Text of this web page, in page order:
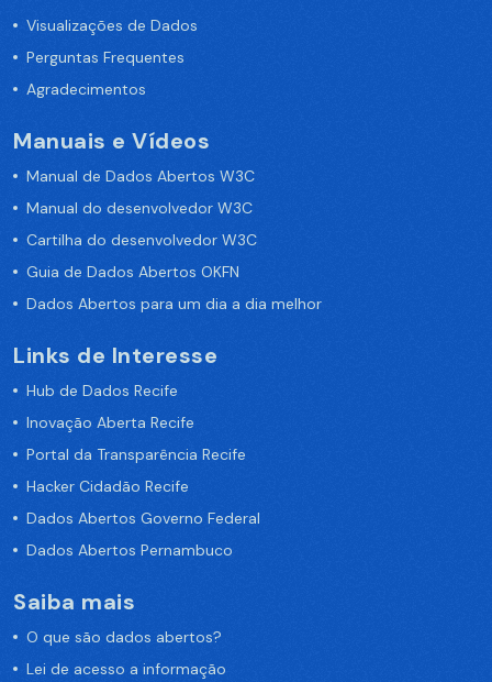
Visualizações de Dados
Perguntas Frequentes
Agradecimentos
Manuais e Vídeos
Manual de Dados Abertos W3C
Manual do desenvolvedor W3C
Cartilha do desenvolvedor W3C
Guia de Dados Abertos OKFN
Dados Abertos para um dia a dia melhor
Links de Interesse
Hub de Dados Recife
Inovação Aberta Recife
Portal da Transparência Recife
Hacker Cidadão Recife
Dados Abertos Governo Federal
Dados Abertos Pernambuco
Saiba mais
O que são dados abertos?
Lei de acesso a informação